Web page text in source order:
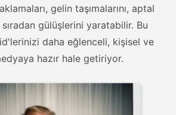
gelin taşımalarını, aptal
gülüşlerini yaratabilir. Bu
daha eğlenceli, kişisel ve
hazır hale getiriyor.